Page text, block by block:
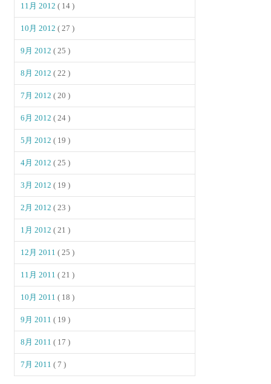
11月 2012( 14 )
10月 2012( 27 )
9月 2012( 25 )
8月 2012( 22 )
7月 2012( 20 )
6月 2012( 24 )
5月 2012( 19 )
4月 2012( 25 )
3月 2012( 19 )
2月 2012( 23 )
1月 2012( 21 )
12月 2011( 25 )
11月 2011( 21 )
10月 2011( 18 )
9月 2011( 19 )
8月 2011( 17 )
7月 2011( 7 )